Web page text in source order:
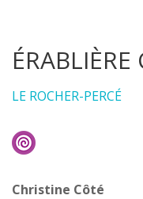
ÉRABLIÈRE
LE ROCHER-PERCÉ
Christine Côté